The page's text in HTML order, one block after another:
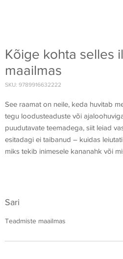
Kõige kohta selles
maailmas
SKU: 9789916632222
See raamat on neile, keda huvitab
tegu loodusteaduste või
puudutavate teemadega, siit leiad
esitadagi ei taibanud – kuidas
miks tekib inimesele kananahk või
Sari
Teadmiste maailmas